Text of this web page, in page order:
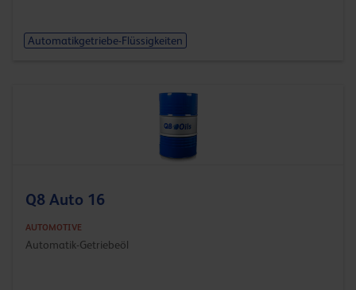
Automatikgetriebe-Flüssigkeiten
Q8 Auto 16
AUTOMOTIVE
Automatik-Getriebeöl